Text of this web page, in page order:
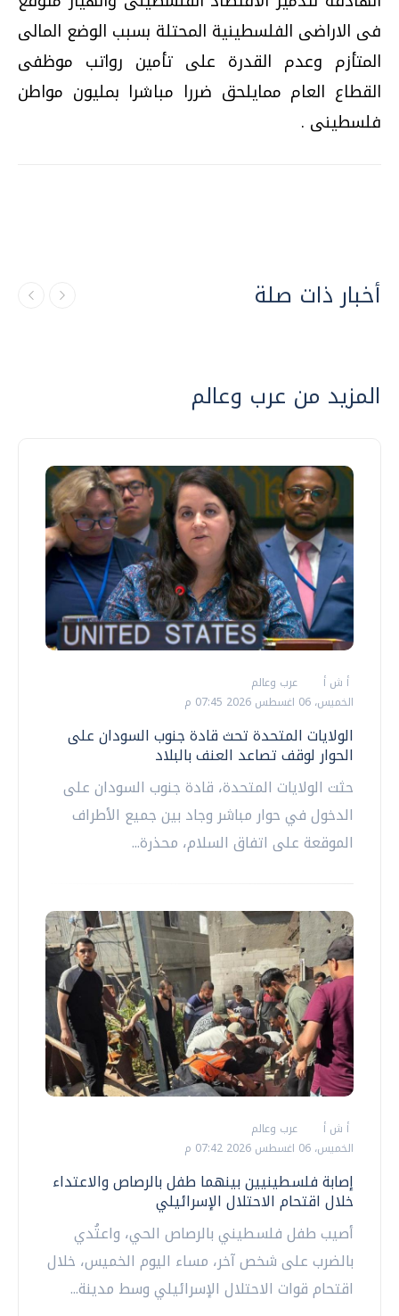
فى الاراضى الفلسطينية المحتلة بسبب الوضع المالى
المتأزم وعدم القدرة على تأمين رواتب موظفى
القطاع العام ممايلحق ضررا مباشرا بمليون مواطن
فلسطينى .
أخبار ذات صلة
المزيد من عرب وعالم
أ ش أ
عرب وعالم
الخميس، 06 اغسطس 2026 07:45 م
الولايات المتحدة تحث قادة جنوب السودان على
الحوار لوقف تصاعد العنف بالبلاد
حثت الولايات المتحدة، قادة جنوب السودان على
الدخول في حوار مباشر وجاد بين جميع الأطراف
الموقعة على اتفاق السلام، محذرة...
أ ش أ
عرب وعالم
الخميس، 06 اغسطس 2026 07:42 م
إصابة فلسطينيين بينهما طفل بالرصاص والاعتداء
خلال اقتحام الاحتلال الإسرائيلي
أصيب طفل فلسطيني بالرصاص الحي، واعتُدي
بالضرب على شخص آخر، مساء اليوم الخميس، خلال
اقتحام قوات الاحتلال الإسرائيلي وسط مدينة...